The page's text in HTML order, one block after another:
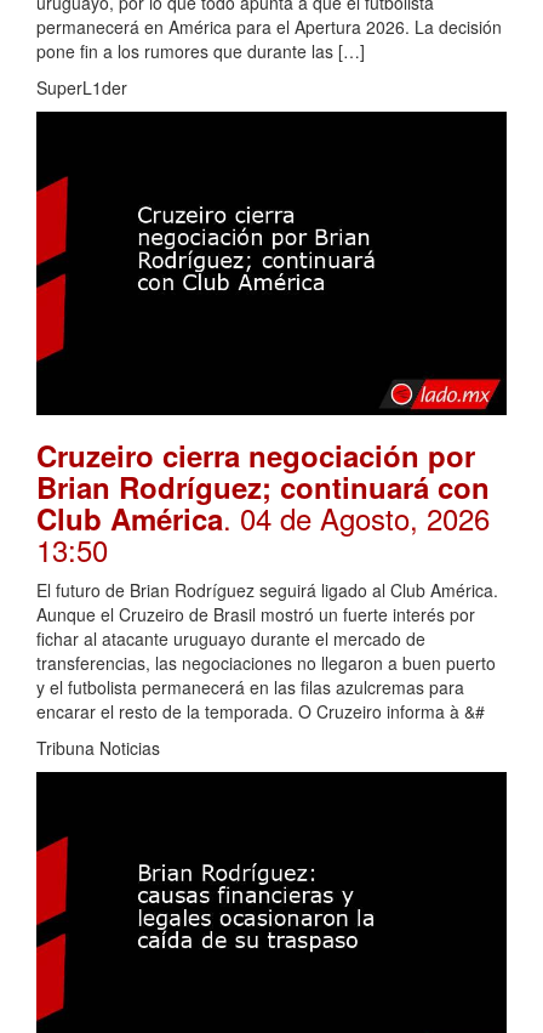
permanecerá en América para el Apertura 2026. La decisión
pone fin a los rumores que durante las […]
SuperL1der
Cruzeiro cierra negociación por
Brian Rodríguez; continuará con
Club América. 04 de Agosto, 2026
13:50
El futuro de Brian Rodríguez seguirá ligado al Club América.
Aunque el Cruzeiro de Brasil mostró un fuerte interés por
fichar al atacante uruguayo durante el mercado de
transferencias, las negociaciones no llegaron a buen puerto
y el futbolista permanecerá en las filas azulcremas para
encarar el resto de la temporada. O Cruzeiro informa à &#
Tribuna Noticias